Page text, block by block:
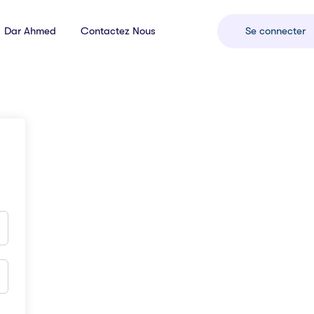
Dar Ahmed Contactez Nous Se connecter